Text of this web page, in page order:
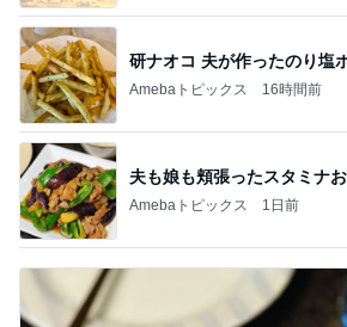
研ナオコ 夫が作ったのり塩
Amebaトピックス 16時間前
夫も娘も頬張ったスタミナ
Amebaトピックス 1日前